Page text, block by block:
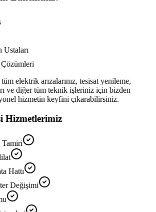
elektrik arızalarınız, tesisat yenileme,
ve diğer tüm teknik işleriniz için bizden
hizmetin keyfini çıkarabilirsiniz.
Hizmetlerimiz
Tamiri
Hattı
Değişimi